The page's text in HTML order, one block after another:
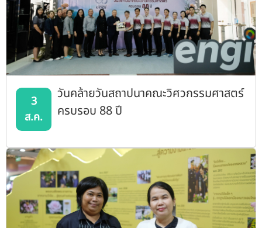
3
ส.ค.
วันคล้ายวันสถาปนาคณะวิศวกรรมศาสตร์
ครบรอบ 88 ปี